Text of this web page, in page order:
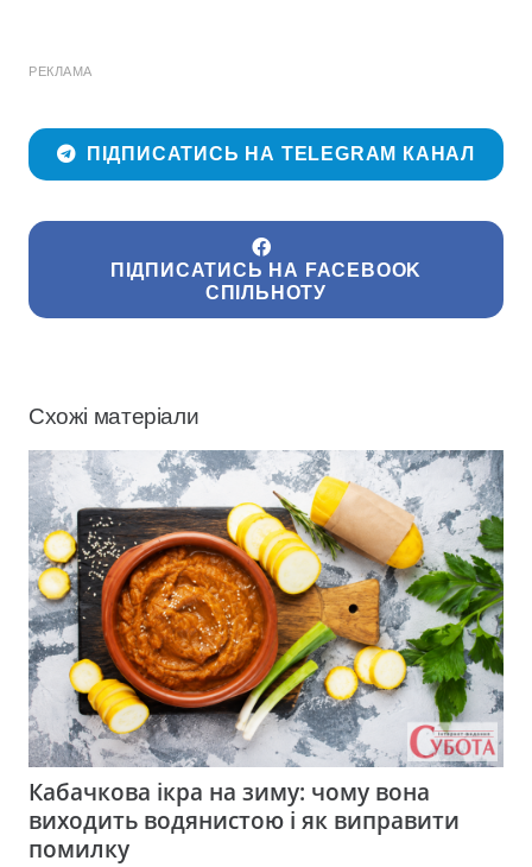
РЕКЛАМА
ПІДПИСАТИСЬ НА TELEGRAM КАНАЛ
ПІДПИСАТИСЬ НА FACEBOOK
СПІЛЬНОТУ
Схожі матеріали
Кабачкова ікра на зиму: чому вона
виходить водянистою і як виправити
помилку